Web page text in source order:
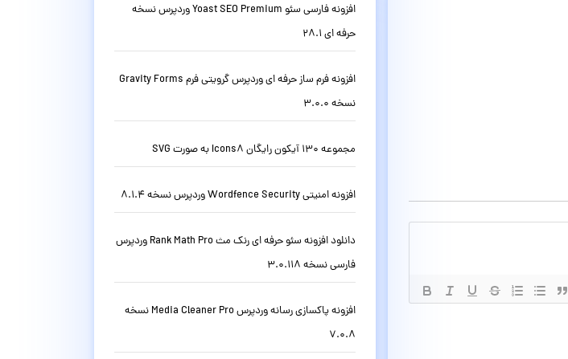
افزونه فارسی سئو Yoast SEO Premium وردپرس نسخه
حرفه ای 28.1
افزونه فرم ساز حرفه ای وردپرس گرویتی فرم Gravity Forms
نسخه 3.0.0
مجموعه 130 آیکون رایگان Icons8 به صورت SVG
افزونه امنیتی Wordfence Security وردپرس نسخه 8.1.4
دانلود افزونه سئو حرفه ای رنک مث Rank Math Pro وردپرس
فارسی نسخه 3.0.118
افزونه پاکسازی رسانه وردپرس Media Cleaner Pro نسخه
7.0.8